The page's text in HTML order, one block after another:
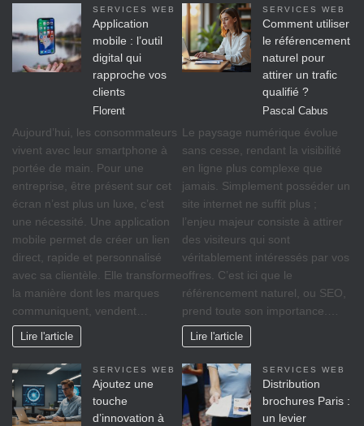
SERVICES WEB
Application
mobile : l’outil
digital qui
rapproche vos
clients
Florent
Aujourd’hui, les consommateurs
vivent avec leur smartphone à
portée de main. Pour une
entreprise, être présent sur cet
écran n’est plus un luxe, c’est
une nécessité. Une application
mobile permet de créer un lien
direct, rapide et personnalisé
avec sa clientèle. Elle transforme
la manière dont les marques
communiquent, vendent…
Lire l'article
SERVICES WEB
Comment utiliser
le référencement
naturel pour
attirer un trafic
qualifié ?
Pascal Cabus
Le paysage numérique évolue
sans cesse, rendant la visibilité
en ligne plus complexe que
jamais. Simplement posséder un
site internet ne suffit plus ;
l’enjeu majeur consiste à attirer
des visiteurs qui sont
véritablement intéressés par vos
offres. C’est ici que le
référencement naturel, ou SEO,
prend toute son importance.…
Lire l'article
SERVICES WEB
Ajoutez une
touche
d’innovation à
SERVICES WEB
Distribution
brochures Paris :
un levier